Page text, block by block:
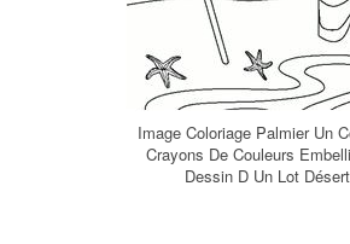
Image Coloriage Palmier Un
Crayons De Couleurs
Dessin D Un Lot Désert